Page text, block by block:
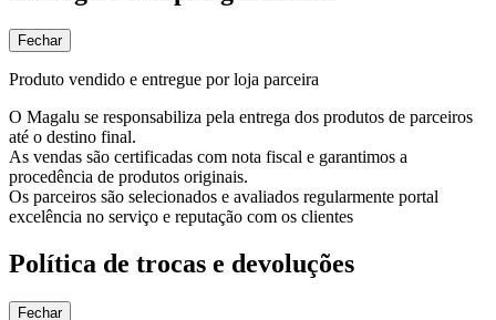
Fechar
Produto vendido e entregue por loja parceira
O Magalu se responsabiliza pela entrega dos produtos de parceiros
até o destino final.
As vendas são certificadas com nota fiscal e garantimos a
procedência de produtos originais.
Os parceiros são selecionados e avaliados regularmente portal
excelência no serviço e reputação com os clientes
Política de trocas e devoluções
Fechar